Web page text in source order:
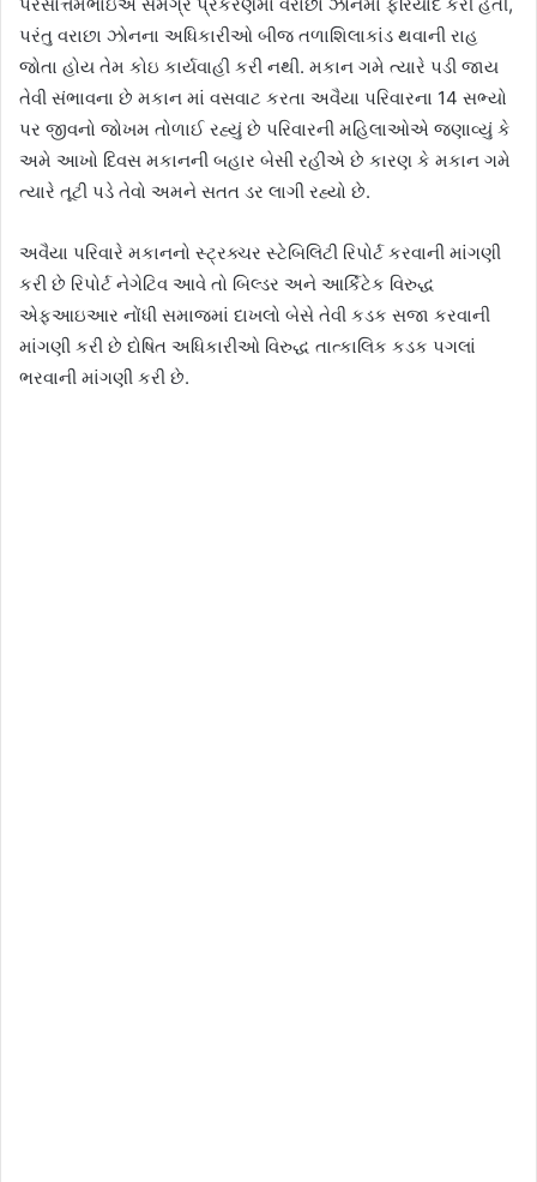
પરંતુ વરાછા ઝોનના અધિકારીઓ બીજ તળાશિલાકાંડ થવાની રાહ
જોતા હોય તેમ કોઇ કાર્યવાહી કરી નથી. મકાન ગમે ત્યારે પડી જાય
તેવી સંભાવના છે મકાન માં વસવાટ કરતા અવૈયા પરિવારના 14 સભ્યો
પર જીવનો જોખમ તોળાઈ રહ્યું છે પરિવારની મહિલાઓએ જણાવ્યું કે
અમે આખો દિવસ મકાનની બહાર બેસી રહીએ છે કારણ કે મકાન ગમે
ત્યારે તૂટી પડે તેવો અમને સતત ડર લાગી રહ્યો છે.
અવૈયા પરિવારે મકાનનો સ્ટ્રક્ચર સ્ટેબિલિટી રિપોર્ટ કરવાની માંગણી
કરી છે રિપોર્ટ નેગેટિવ આવે તો બિલ્ડર અને આર્કિટેક વિરુદ્ધ
એફઆઇઆર નોંધી સમાજમાં દાખલો બેસે તેવી કડક સજા કરવાની
માંગણી કરી છે દોષિત અધિકારીઓ વિરુદ્ધ તાત્કાલિક કડક પગલાં
ભરવાની માંગણી કરી છે.